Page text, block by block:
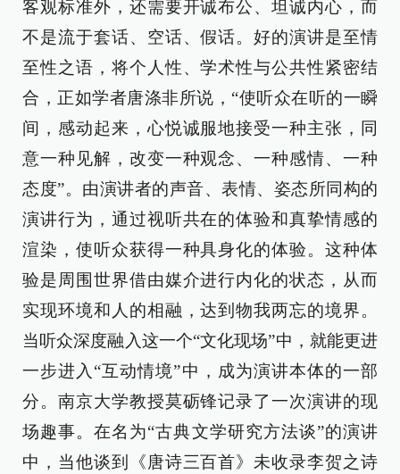
客观标准外，还需要开诚布公、坦诚内心，而
不是流于套话、空话、假话。好的演讲是至情
至性之语，将个人性、学术性与公共性紧密结
合，正如学者唐涤非所说，“使听众在听的一瞬
间，感动起来，心悦诚服地接受一种主张，同
意一种见解，改变一种观念、一种感情、一种
态度”。由演讲者的声音、表情、姿态所同构的
演讲行为，通过视听共在的体验和真挚情感的
渲染，使听众获得一种具身化的体验。这种体
验是周围世界借由媒介进行内化的状态，从而
实现环境和人的相融，达到物我两忘的境界。
当听众深度融入这一个“文化现场”中，就能更进
一步进入“互动情境”中，成为演讲本体的一部
分。南京大学教授莫砺锋记录了一次演讲的现
场趣事。在名为“古典文学研究方法谈”的演讲
中，当他谈到《唐诗三百首》未收录李贺之诗